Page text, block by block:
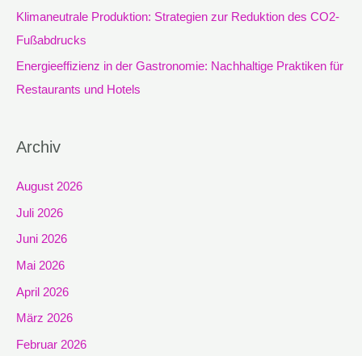
Klimaneutrale Produktion: Strategien zur Reduktion des CO2-
Fußabdrucks
Energieeffizienz in der Gastronomie: Nachhaltige Praktiken für
Restaurants und Hotels
Archiv
August 2026
Juli 2026
Juni 2026
Mai 2026
April 2026
März 2026
Februar 2026